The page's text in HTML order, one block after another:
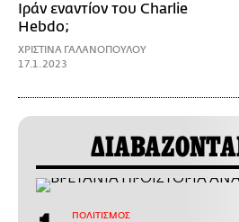
Ιράν εναντίον του Charlie
Hebdo;
ΧΡΙΣΤΙΝΑ ΓΑΛΑΝΟΠΟΥΛΟΥ
17.1.2023
ΠΟΛΙΤΙΣΜΟΣ